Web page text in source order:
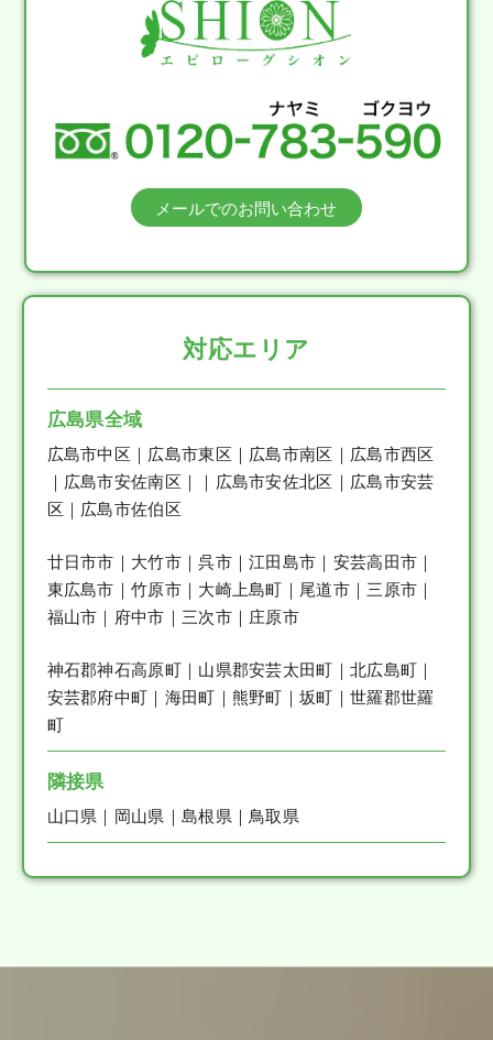
メールでのお問い合わせ
対応エリア
広島県全域
広島市中区｜広島市東区｜広島市南区｜広島市西区
｜広島市安佐南区｜｜広島市安佐北区｜広島市安芸
区｜広島市佐伯区
廿日市市｜大竹市｜呉市｜江田島市｜安芸高田市｜
東広島市｜竹原市｜大崎上島町｜尾道市｜三原市｜
福山市｜府中市｜三次市｜庄原市
神石郡神石高原町｜山県郡安芸太田町｜北広島町｜
安芸郡府中町｜海田町｜熊野町｜坂町｜世羅郡世羅
町
隣接県
山口県｜岡山県｜島根県｜鳥取県